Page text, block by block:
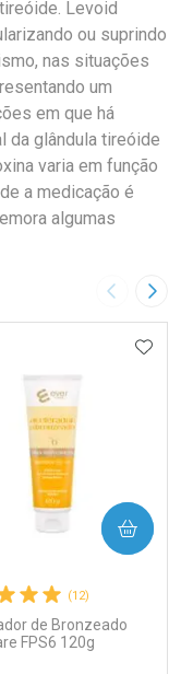
Levoid
ou suprindo
nas situações
um
em que há
da glândula tireóide
varia em função
a medicação é
algumas
Imagem
AOS FAVORITOS
(12)
de Bronzeado
FPS6 120g
COMPRAR